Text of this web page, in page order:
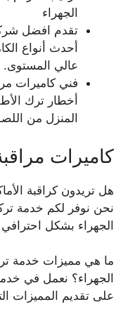
الجهراء
تقدم افضل
أحدث أنواع
عالي المستوى.
فني كاميرات
أخطار ترك
المنزل من
كاميرات
هل تريدون كراقبة
نحن نوفر لكم خدمة
الجهراء بشكل
ما هي مميزات خدمة
الجهراء؟ نعمل في
على تقديم المميزات